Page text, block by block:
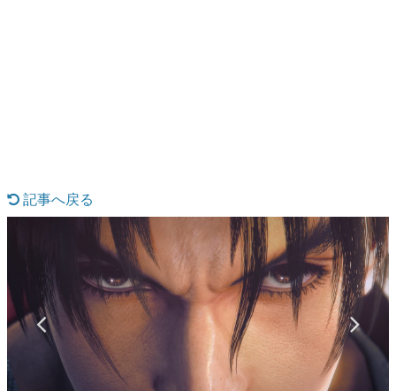
なんでゲームは面白い？
ゲーム開発者・hamatsu氏がゲームの魅力を画面や操作の
具体的な形から解き明かしていく、硬派で骨太な評論連載
ゲームが変えた日本語
「経験値」「裏技」「ラスボス」… ゲームにまつわる言葉
の起源や用法の変遷を、コンピューター文化史研究家・タ
イニーP氏が徹底調査。
カテゴリ
記事へ戻る